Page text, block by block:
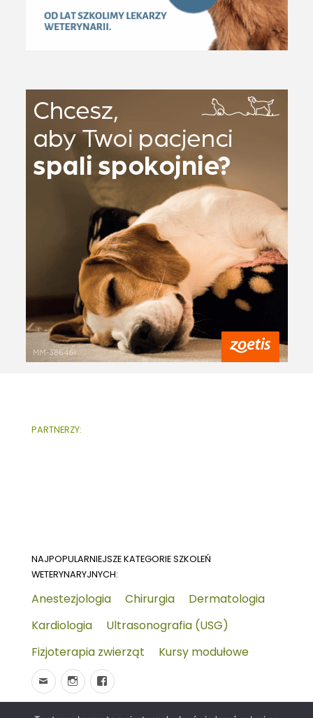
PARTNERZY:
NAJPOPULARNIEJSZE KATEGORIE SZKOLEŃ
WETERYNARYJNYCH:
Anestezjologia Chirurgia
Dermatologia
Kardiologia
Ultrasonografia (USG)
Fizjoterapia zwierząt
Kursy modułowe